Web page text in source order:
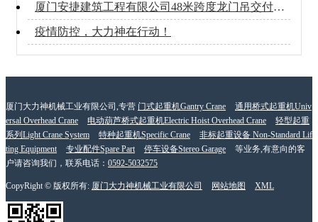
厦门安捷建筑工程有限公司48米跨度龙门吊交付使用！
疫情防控，大力神在行动！
厦门大力神机械工业有限公司,专营 门式起重机Gantry Crane
通用桥式起重机Univ
ersal Overhead Crane
电动葫芦桥式起重机Electric Hoist Overhead Crane
轻型起重
系列Light Crane System
特种起重机Specific Crane
非标起重设备 Non-Standard Lif
ting Equipment
专业配件Spare Part 停车设备Stereo Garage
等业务,有意向的客
户请咨询我们，联系电话： 0592-5032575
CopyRight © 版权所有: 厦门大力神机械工业有限公司 网站地图 XML